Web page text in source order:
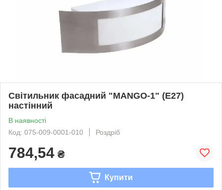
Світильник фасадний "MANGO-1" (E27)
настінний
В наявності
Код: 075-009-0001-010
Роздріб
784,54 ₴
Купити